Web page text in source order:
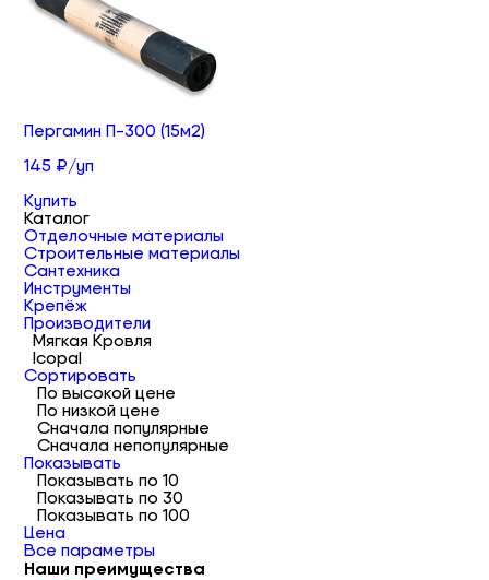
Пергамин П-300 (15м2)
145 ₽/уп
Купить
Каталог
Отделочные материалы
Строительные материалы
Сантехника
Инструменты
Крепёж
Производители
Мягкая Кровля
Icopal
Сортировать
По высокой цене
По низкой цене
Сначала популярные
Сначала непопулярные
Показывать
Показывать по 10
Показывать по 30
Показывать по 100
Цена
Все параметры
Наши преимущества